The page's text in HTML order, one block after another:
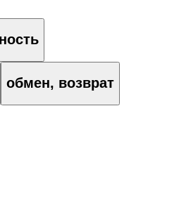
обмен, возврат